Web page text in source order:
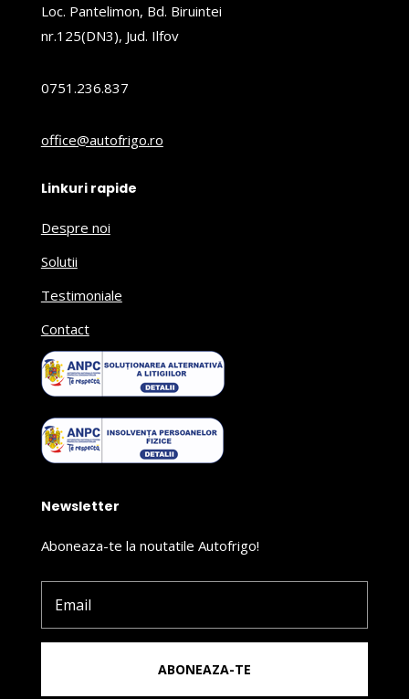
Loc. Pantelimon, Bd. Biruintei
nr.125(DN3), Jud. Ilfov
0751.236.837
office@autofrigo.ro
Linkuri rapide
Despre noi
Solutii
Testimoniale
Contact
Newsletter
Aboneaza-te la noutatile Autofrigo!
ABONEAZA-TE